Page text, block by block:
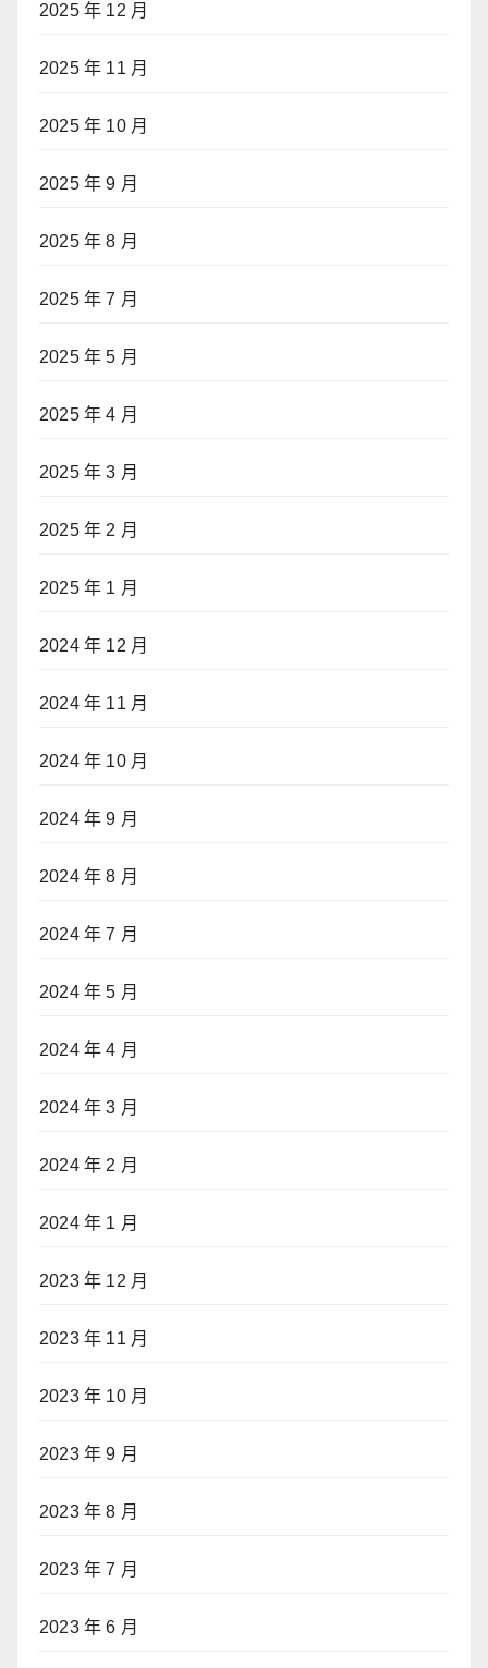
2025 年 12 月
2025 年 11 月
2025 年 10 月
2025 年 9 月
2025 年 8 月
2025 年 7 月
2025 年 5 月
2025 年 4 月
2025 年 3 月
2025 年 2 月
2025 年 1 月
2024 年 12 月
2024 年 11 月
2024 年 10 月
2024 年 9 月
2024 年 8 月
2024 年 7 月
2024 年 5 月
2024 年 4 月
2024 年 3 月
2024 年 2 月
2024 年 1 月
2023 年 12 月
2023 年 11 月
2023 年 10 月
2023 年 9 月
2023 年 8 月
2023 年 7 月
2023 年 6 月